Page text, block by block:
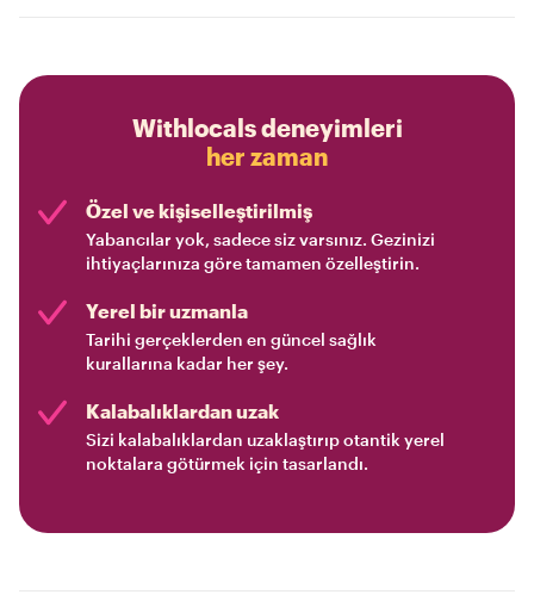
Withlocals deneyimleri
her zaman
Özel ve kişiselleştirilmiş
Yabancılar yok, sadece siz varsınız. Gezinizi
ihtiyaçlarınıza göre tamamen özelleştirin.
Yerel bir uzmanla
Tarihi gerçeklerden en güncel sağlık
kurallarına kadar her şey.
Kalabalıklardan uzak
Sizi kalabalıklardan uzaklaştırıp otantik yerel
noktalara götürmek için tasarlandı.